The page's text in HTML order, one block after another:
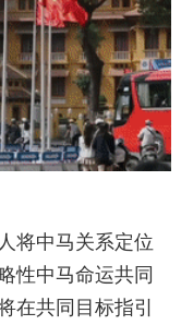
中马关系定位
性中马命运共同
在共同目标指引